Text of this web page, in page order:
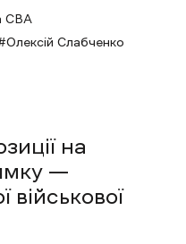
СВА
Олексій Слабченко
на
—
військової